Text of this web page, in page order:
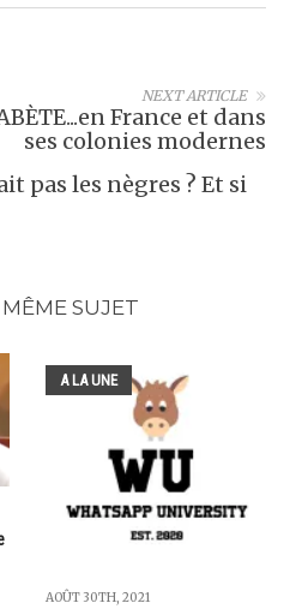
NEXT ARTICLE
France et dans
ses colonies modernes
pas les nègres ? Et si
SUJET
A LA UNE
AOÛT 30TH, 2021